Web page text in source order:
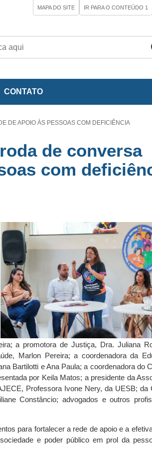
MAPA DO SITE IR PARA O CONTEÚDO 1
CONTATO
DE APOIO ÀS PESSOAS COM DEFICIÊNCIA
de conversa
com
a promotora de Justiça, Dra. Juliana
Marlon Pereira; a coordenadora da
Bartilotti e Ana Paula; a coordenadora do
por Keila Matos; a presidente da
Professora Ivone Nery, da UESB; da
Constâncio; advogados e outros
para fortalecer a rede de apoio e a
e poder público em prol da